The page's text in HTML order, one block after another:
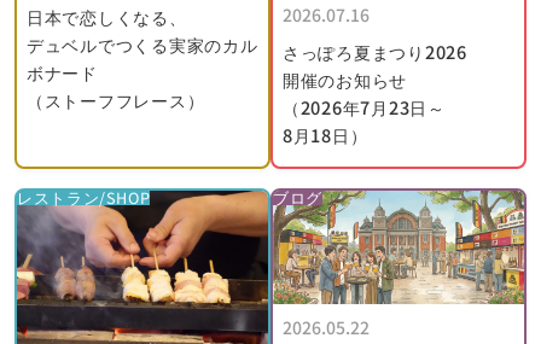
日本で恋しくなる、
デュベルでつくる実家のカル
ボナード
（ストーフフレース）
2026.07.16
さっぽろ夏まつり2026
開催のお知らせ
（2026年7月23日～
8月18日）
レストラン/SHOP ブログ
2026.05.22